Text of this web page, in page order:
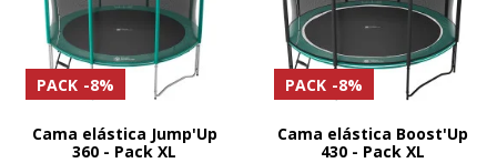
PACK -8%
Cama elástica Jump'Up
360 - Pack XL
PACK -8%
Cama elástica Boost'Up
430 - Pack XL